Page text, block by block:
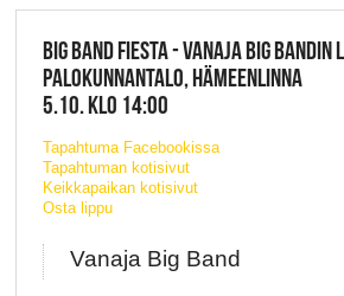
BIG BAND FIESTA - VANAJA BIG BANDIN
PALOKUNNANTALO, HÄMEENLINNA
5.10. KLO 14:00
Tapahtuma Facebookissa
Tapahtuman kotisivut
Keikkapaikan kotisivut
Osta lippu
Vanaja Big Band